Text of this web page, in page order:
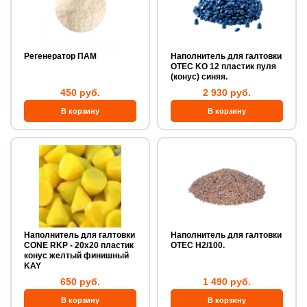
Регенератор ПАМ
450 руб.
Наполнитель для галтовки
OTEC KO 12 пластик пуля
(конус) синяя.
2 930 руб.
Наполнитель для галтовки
CONE RKP - 20х20 пластик
конус желтый финишный
KAY
650 руб.
Наполнитель для галтовки
OTEC H2/100.
1 490 руб.